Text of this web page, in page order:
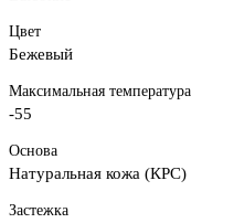
Цвет
Бежевый
Максимальная температура
-55
Основа
Натуральная кожа (КРС)
Застежка